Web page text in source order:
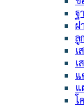
ฐ
ฝ
ลู
เ
เ
แ
แ
โ